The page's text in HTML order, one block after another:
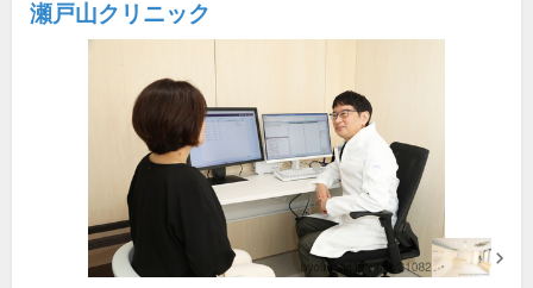
瀬戸山クリニック